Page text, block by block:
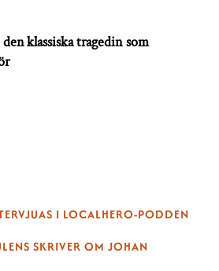
klassiska tragedin som
I LOCALHERO-PODDEN
SKRIVER OM JOHAN